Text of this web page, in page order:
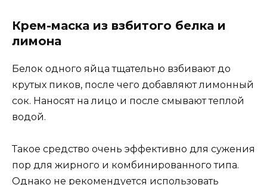
Крем-маска из взбитого белка и
лимона
Белок одного яйца тщательно взбивают до
крутых пиков, после чего добавляют лимонный
сок. Наносят на лицо и после смывают теплой
водой.
Такое средство очень эффективно для сужения
пор для жирного и комбинированного типа.
Однако не рекомендуется использовать